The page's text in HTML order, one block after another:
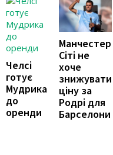
Челсі
готує
Мудрика
до
оренди
Манчестер
Сіті не
хоче
знижувати
ціну за
Родрі для
Барселони